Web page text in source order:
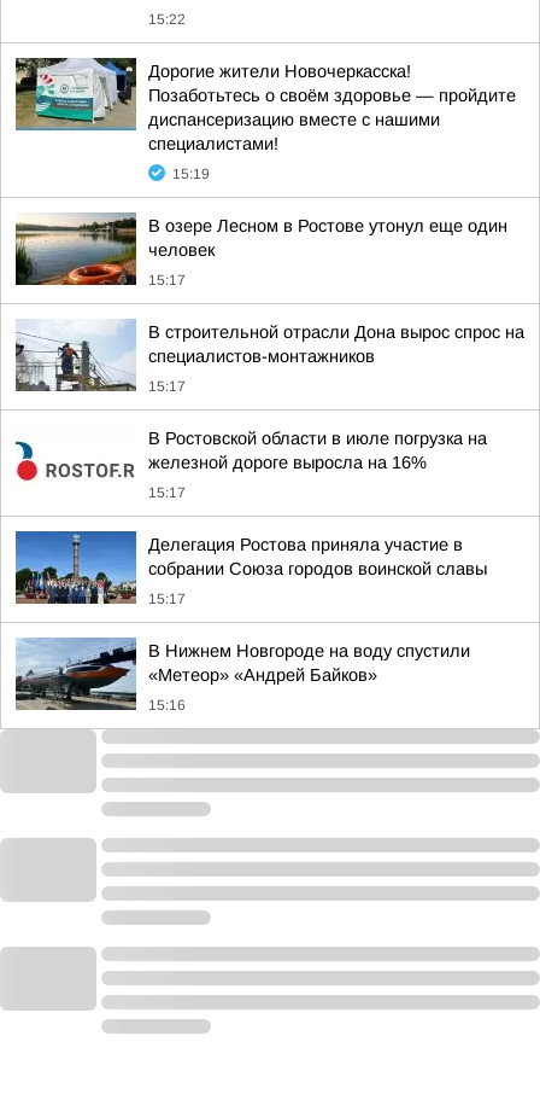
15:22
Дорогие жители Новочеркасска!
Позаботьтесь о своём здоровье — пройдите
диспансеризацию вместе с нашими
специалистами!
15:19
В озере Лесном в Ростове утонул еще один
человек
15:17
В строительной отрасли Дона вырос спрос на
специалистов-монтажников
15:17
В Ростовской области в июле погрузка на
железной дороге выросла на 16%
15:17
Делегация Ростова приняла участие в
собрании Союза городов воинской славы
15:17
В Нижнем Новгороде на воду спустили
«Метеор» «Андрей Байков»
15:16